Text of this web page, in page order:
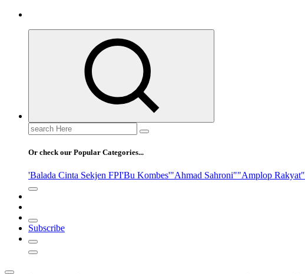
Search
for:
Or check our Popular Categories...
'Balada Cinta Sekjen FPI'Bu Kombes'"Ahmad Sahroni""Amplop Rakyat"
Subscribe